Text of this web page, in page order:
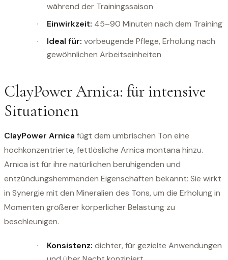
während der Trainingssaison
Einwirkzeit: 45–90 Minuten nach dem Training
Ideal für: vorbeugende Pflege, Erholung nach
gewöhnlichen Arbeitseinheiten
ClayPower Arnica: für intensive
Situationen
ClayPower Arnica fügt dem umbrischen Ton eine
hochkonzentrierte, fettlösliche Arnica montana hinzu.
Arnica ist für ihre natürlichen beruhigenden und
entzündungshemmenden Eigenschaften bekannt: Sie wirkt
in Synergie mit den Mineralien des Tons, um die Erholung in
Momenten größerer körperlicher Belastung zu
beschleunigen.
Konsistenz: dichter, für gezielte Anwendungen